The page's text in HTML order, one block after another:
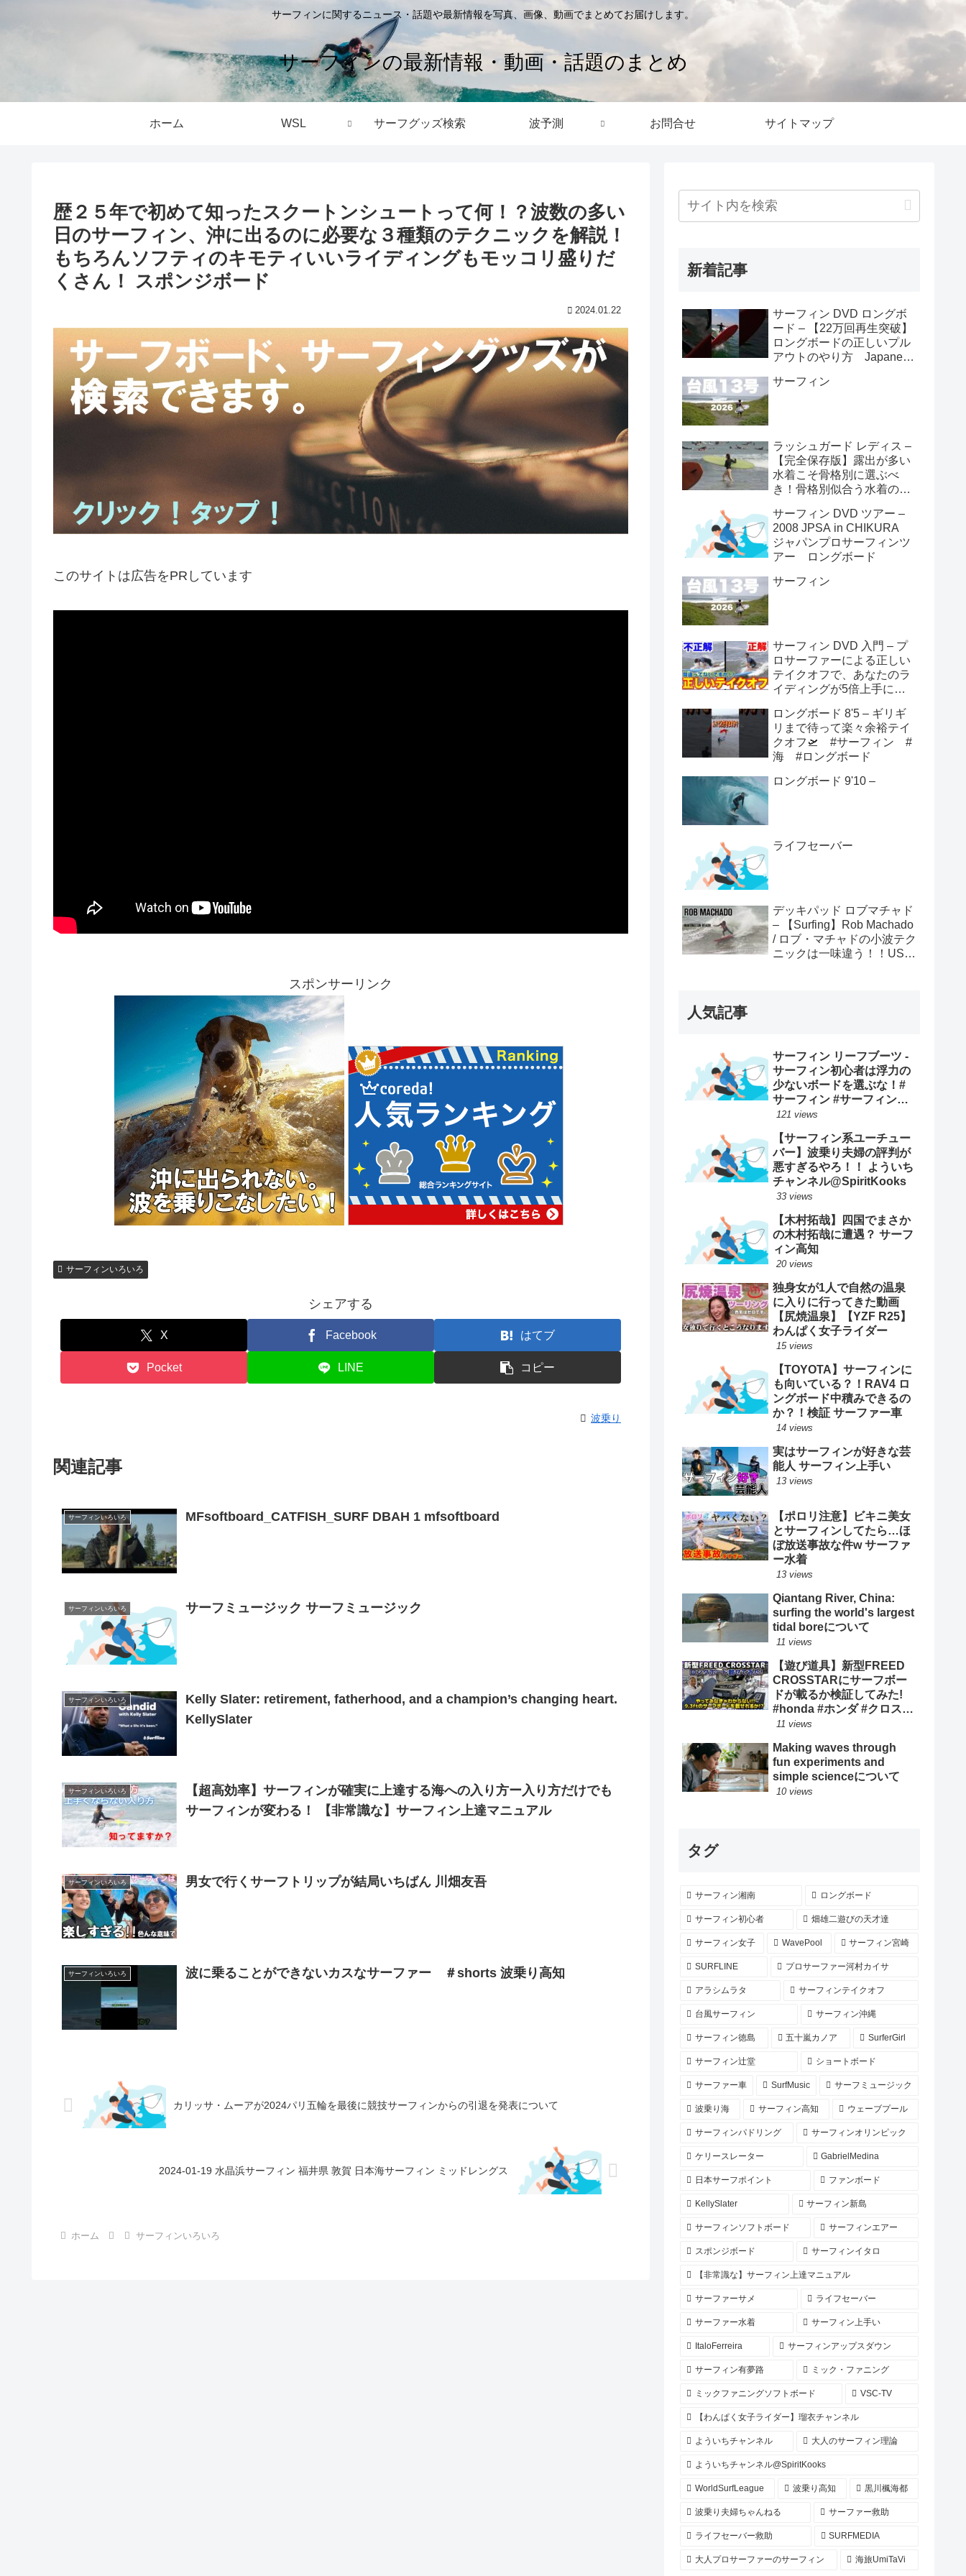
サーフィンに関するニュース・話題や最新情報を写真、画像、動画でまとめてお届けします。
サーフィンの最新情報・動画・話題のまとめ
ホーム WSL サーフグッズ検索 波予測 お問合せ サイトマップ
歴２５年で初めて知ったスクートンシュートって何！？波数の多い
日のサーフィン、沖に出るのに必要な３種類のテクニックを解説！
もちろんソフティのキモティいいライディングもモッコリ盛りだ
くさん！ スポンジボード
2024.01.22
このサイトは広告をPRしています
スポンサーリンク
サーフィンいろいろ
シェアする
X Facebook はてブ
Pocket LINE コピー
波乗り
関連記事
サーフィンいろいろ MFsoftboard_CATFISH_SURF DBAH 1 mfsoftboard
サーフィンいろいろ サーフミュージック サーフミュージック
サーフィンいろいろ
Kelly Slater: retirement, fatherhood, and a champion’s changing heart.
KellySlater
サーフィンいろいろ
【超高効率】サーフィンが確実に上達する海への入り方ー入り方だけでも
サーフィンが変わる！ 【非常識な】サーフィン上達マニュアル
サーフィンいろいろ 男女で行くサーフトリップが結局いちばん 川畑友吾
サーフィンいろいろ 波に乗ることができないカスなサーファー ＃shorts 波乗り高知
カリッサ・ムーアが2024パリ五輪を最後に競技サーフィンからの引退を発表について
2024-01-19 水晶浜サーフィン 福井県 敦賀 日本海サーフィン ミッドレングス
ホーム サーフィンいろいろ
新着記事
サーフィン DVD ロングボ
ード – 【22万回再生突破】
ロングボードの正しいプル
アウトのやり方 Japanese
ロングボード #shorts
サーフィン
ラッシュガード レディス –
【完全保存版】露出が多い
水着こそ骨格別に選ぶべ
き！骨格別似合う水着の選
サーフィン DVD ツアー –
2008 JPSA in CHIKURA
ジャパンプロサーフィンツ
アー ロングボード
サーフィン
サーフィン DVD 入門 – プ
ロサーファーによる正しい
テイクオフで、あなたのラ
イディングが5倍上手にな
ロングボード 8'5 – ギリギ
リまで待って楽々余裕テイ
クオフ🛫 #サーフィン #
海 #ロングボード
ロングボード 9'10 –
ライフセーバー
デッキパッド ロブマチャド
– 【Surfing】Rob Machado
/ ロブ・マチャドの小波テク
ニックは一味違う！！USオ
人気記事
サーフィン リーフブーツ -
サーフィン初心者は浮力の
少ないボードを選ぶな！#
サーフィン #サーフィンス
クール #川畑友吾 #千葉 #湘
121 views
【サーフィン系ユーチュー
バー】波乗り夫婦の評判が
悪すぎるやろ！！ よういち
チャンネル@SpiritKooks
33 views
【木村拓哉】四国でまさか
の木村拓哉に遭遇？ サーフ
ィン高知
20 views
独身女が1人で自然の温泉
に入りに行ってきた動画
【尻焼温泉】【YZF R25】
わんぱく女子ライダー
15 views
【TOYOTA】サーフィンに
も向いている？！RAV4 ロ
ングボード中積みできるの
か？！検証 サーファー車
14 views
実はサーフィンが好きな芸
能人 サーフィン上手い
13 views
【ポロリ注意】ビキニ美女
とサーフィンしてたら…ほ
ぼ放送事故な件w サーファ
ー水着
13 views
Qiantang River, China:
surfing the world's largest
tidal boreについて
11 views
【遊び道具】新型FREED
CROSSTARにサーフボー
ドが載るか検証してみた!
#honda #ホンダ #クロスタ
ー #car #freed #フリード #
ード
11 views
Making waves through
fun experiments and
simple scienceについて
10 views
タグ
サーフィン湘南 ロングボード
サーフィン初心者 畑雄二遊びの天才達
サーフィン女子 WavePool サーフィン宮崎
SURFLINE プロサーファー河村カイサ
アラシムラタ サーフィンテイクオフ
台風サーフィン サーフィン沖縄
サーフィン徳島 五十嵐カノア SurferGirl
サーフィン辻堂 ショートボード
サーファー車 SurfMusic サーフミュージック
波乗り海 サーフィン高知 ウェーブプール
サーフィンパドリング サーフィンオリンピック
ケリースレーター GabrielMedina
日本サーフポイント ファンボード
KellySlater サーフィン新島
サーフィンソフトボード サーフィンエアー
スポンジボード サーフィンイタロ
【非常識な】サーフィン上達マニュアル
サーファーサメ ライフセーバー
サーファー水着 サーフィン上手い
ItaloFerreira サーフィンアップスダウン
サーフィン有夢路 ミック・ファニング
ミックファニングソフトボード VSC-TV
【わんぱく女子ライダー】瑠衣チャンネル
よういちチャンネル 大人のサーフィン理論
よういちチャンネル@SpiritKooks
WorldSurfLeague 波乗り高知 黒川楓海都
波乗り夫婦ちゃんねる サーファー救助
ライフセーバー救助 SURFMEDIA
大人プロサーファーのサーフィン 海旅UmiTaVi